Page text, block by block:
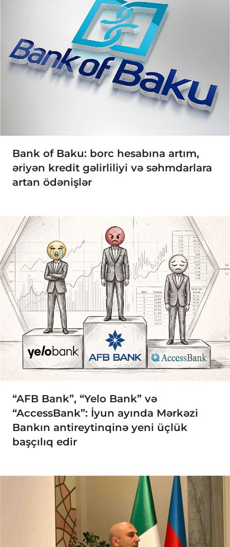
Bank of Baku: borc hesabına artım,
əriyən kredit gəlirliliyi və səhmdarlara
artan ödənişlər
“AFB Bank”, “Yelo Bank” və
“AccessBank”: İyun ayında Mərkəzi
Bankın antireytinqinə yeni üçlük
başçılıq edir